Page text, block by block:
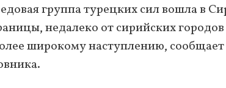
группа турецких сил вошла в
недалеко от сирийских
широкому наступлению, сообщает